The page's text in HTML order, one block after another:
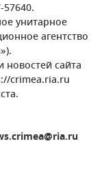
унитарное
агентство
сайта
crimea.ria.ru